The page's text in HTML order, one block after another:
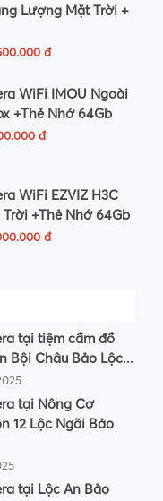
Lượng Mặt Trời +
đ
WiFi IMOU Ngoài
+Thẻ Nhớ 64Gb
đ
WiFi EZVIZ H3C
+Thẻ Nhớ 64Gb
đ
tại tiệm cầm đồ
Bội Châu Bảo Lộc...
tại Nông Cơ
12 Lộc Ngãi Bảo
tại Lộc An Bảo